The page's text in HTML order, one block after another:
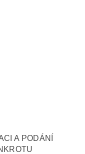
A PODÁNÍ